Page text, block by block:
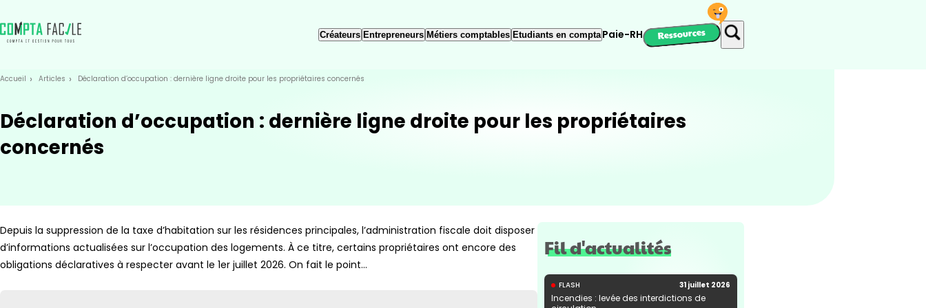
to
contenu
Créateurs Entrepreneurs Métiers comptables Etudiants en compta Paie-RH Ressources
Accueil Articles Déclaration d’occupation : dernière ligne droite pour les propriétaires concernés
Déclaration d’occupation : dernière ligne droite pour les propriétaires
concernés
Depuis la suppression de la taxe d’habitation sur les résidences principales, l’administration fiscale doit disposer
d’informations actualisées sur l’occupation des logements. À ce titre, certains propriétaires ont encore des
obligations déclaratives à respecter avant le 1er juillet 2026. On fait le point…
Fil d'actualités
FLASH 31 juillet 2026
Incendies : levée des interdictions de